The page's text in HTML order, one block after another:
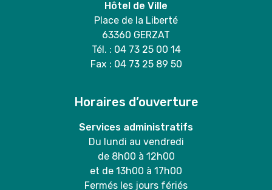
Hôtel de Ville
Place de la Liberté
63360 GERZAT
Tél. : 04 73 25 00 14
Fax : 04 73 25 89 50
Horaires d’ouverture
Services administratifs
Du lundi au vendredi
de 8h00 à 12h00
et de 13h00 à 17h00
Fermés les jours fériés